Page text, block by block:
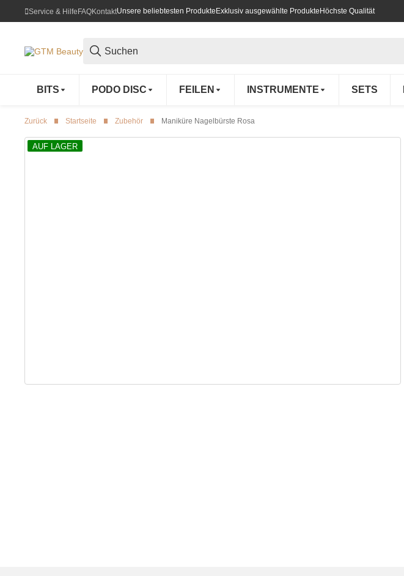
Service & HilfeFAQKontaktUnsere beliebtesten Produkte Exklusiv ausgewählte Produkte Höchste Qualität
BITS PODO DISC FEILEN INSTRUMENTE SETS
Zurück Startseite Zubehör Maniküre Nagelbürste Rosa
AUF LAGER